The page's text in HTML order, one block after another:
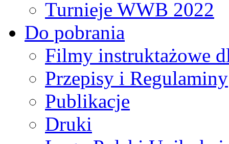
Turnieje WWB 2022
Do pobrania
Filmy instruktażowe
Przepisy i Regulaminy
Publikacje
Druki